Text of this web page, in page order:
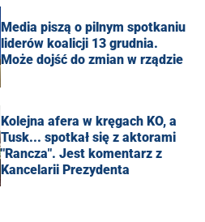
Media piszą o pilnym spotkaniu
liderów koalicji 13 grudnia.
Może dojść do zmian w rządzie
Kolejna afera w kręgach KO, a
Tusk... spotkał się z aktorami
"Rancza". Jest komentarz z
Kancelarii Prezydenta